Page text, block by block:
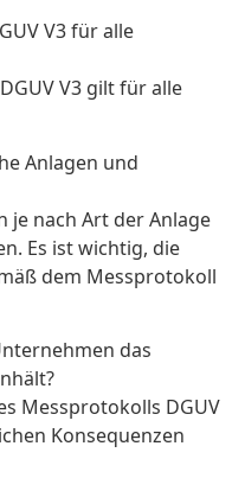
V3 für alle
V3 gilt für alle
Anlagen und
je nach Art der Anlage
Es ist wichtig, die
dem Messprotokoll
das
Messprotokolls DGUV
Konsequenzen